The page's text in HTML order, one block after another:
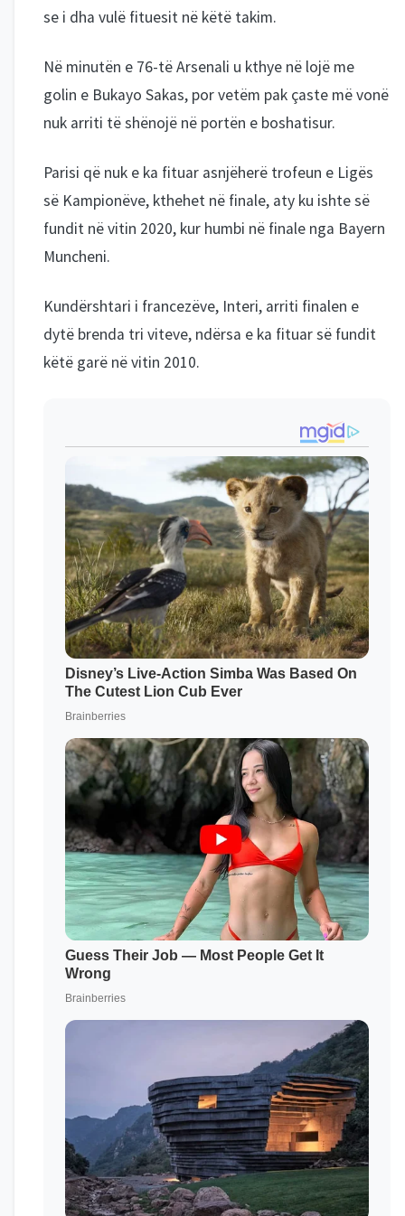
se i dha vulë fituesit në këtë takim.
Në minutën e 76-të Arsenali u kthye në lojë me
golin e Bukayo Sakas, por vetëm pak çaste më vonë
nuk arriti të shënojë në portën e boshatisur.
Parisi që nuk e ka fituar asnjëherë trofeun e Ligës
së Kampionëve, kthehet në finale, aty ku ishte së
fundit në vitin 2020, kur humbi në finale nga Bayern
Muncheni.
Kundërshtari i francezëve, Interi, arriti finalen e
dytë brenda tri viteve, ndërsa e ka fituar së fundit
këtë garë në vitin 2010.